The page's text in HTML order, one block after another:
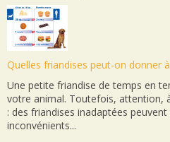
Quelles friandises peut-on donner
Une petite friandise de temps en
votre animal. Toutefois, attention,
: des friandises inadaptées
inconvénients...